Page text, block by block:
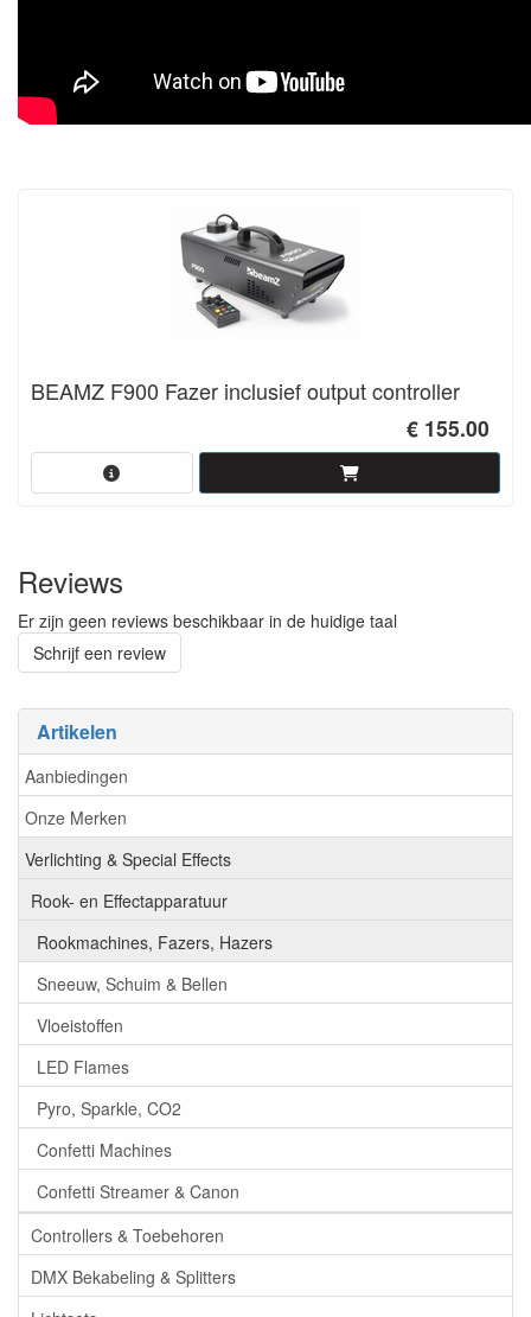
Artikelen
Aanbiedingen
Onze Merken
Verlichting & Special Effects
Rook- en Effectapparatuur
Rookmachines, Fazers, Hazers
Sneeuw, Schuim & Bellen
Vloeistoffen
LED Flames
Pyro, Sparkle, CO2
Confetti Machines
Confetti Streamer & Canon
Controllers & Toebehoren
DMX Bekabeling & Splitters
BEAMZ F900 Fazer inclusief output controller
€ 155.00
Reviews
Er zijn geen reviews beschikbaar in de huidige taal
Schrijf een review